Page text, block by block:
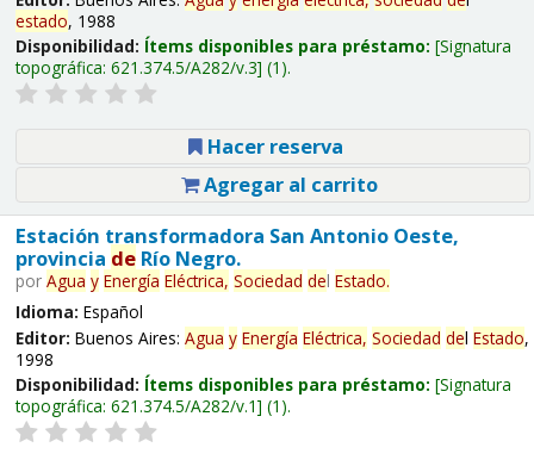
estado, 1988
Disponibilidad: Ítems disponibles para préstamo: Signatura
topográfica: 621.374.5/A282/v.3 (1).
Hacer reserva
Agregar al carrito
Estación transformadora San Antonio Oeste,
provincia deRío Negro.
por Agua y Energía Eléctrica, Sociedad del Estado.
Idioma: Español
Editor: Buenos Aires: Agua y Energía Eléctrica, Sociedad del Estado,
1998
Disponibilidad: Ítems disponibles para préstamo: Signatura
topográfica: 621.374.5/A282/v.1 (1).